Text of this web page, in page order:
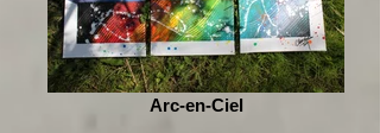
Arc-en-Ciel